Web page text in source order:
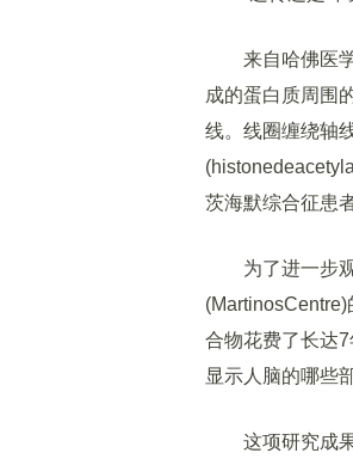
来自哈佛医学
成的蛋白质周围
线。线圈缠绕轴
茨海默综合征患
为了进一步观
合物花费了长达
显示人脑的哪些
这项研究成果